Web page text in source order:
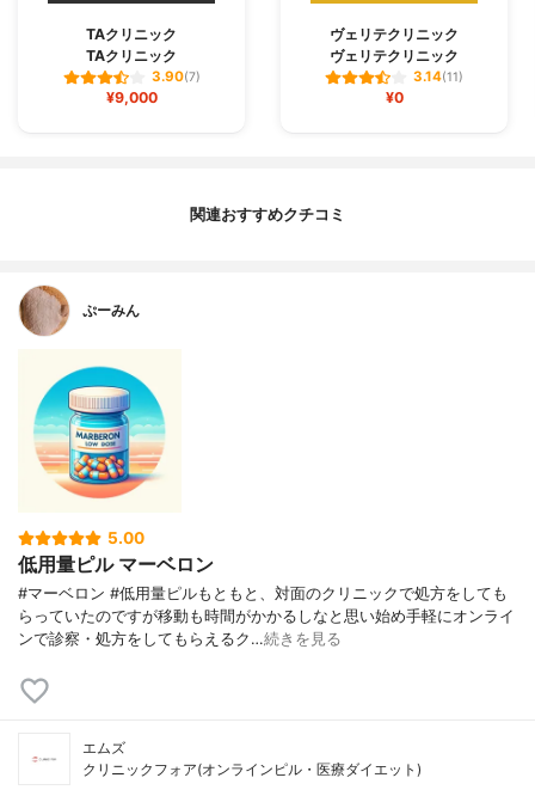
TAクリニック
TAクリニック
3.90(7)
¥9,000
ヴェリテクリニック
ヴェリテクリニック
3.14(11)
¥0
関連おすすめクチコミ
ぷーみん
5.00
低用量ピル マーベロン
#マーベロン #低用量ピルもともと、対面のクリニックで処方をしても
らっていたのですが移動も時間がかかるしなと思い始め手軽にオンライ
ンで診察・処方をしてもらえるク…続きを見る
エムズ
クリニックフォア(オンラインピル・医療ダイエット)